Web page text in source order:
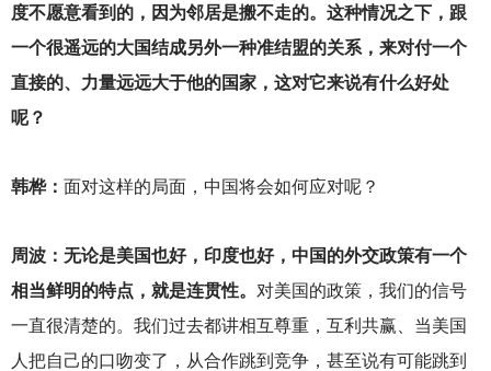
度不愿意看到的，因为邻居是搬不走的。这种情况之下，跟
一个很遥远的大国结成另外一种准结盟的关系，来对付一个
直接的、力量远远大于他的国家，这对它来说有什么好处
呢？
韩桦： 面对这样的局面，中国将会如何应对呢？
周波：无论是美国也好，印度也好，中国的外交政策有一个
相当鲜明的特点，就是连贯性。 对美国的政策，我们的信号
一直很清楚的。我们过去都讲相互尊重，互利共赢、当美国
人把自己的口吻变了，从合作跳到竞争，甚至说有可能跳到